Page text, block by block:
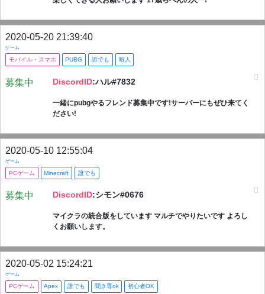
2020-05-20 21:39:40
ゲーム
モバイル・スマホ PUBG 誰でも 暇人
募集中 DiscordID:ハル#7832
一緒にpubgやるフレンド募集中です!サーバーにもぜひ来てく
ださい!
2020-05-10 12:55:04
ゲーム
PCゲーム Minecraft 誰でも
募集中 DiscordID:シモン#0676
マイクラの統合版をしています マルチでやりたいです よろし
くお願いします。
2020-05-02 15:24:21
ゲーム
PCゲーム Apex 誰でも 聞き専ok 初心者OK